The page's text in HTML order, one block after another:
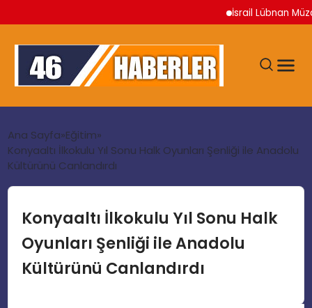
İsrail Lübnan
GÜNDEM
EKONOMI
SIYASET
Ana Sayfa Eğitim
Konyaaltı İlkokulu Yıl Sonu Halk Oyunları Şenliği ile Anadolu
Kültürünü Canlandırdı
Konyaaltı İlkokulu Yıl Sonu Halk
Oyunları Şenliği ile Anadolu
Kültürünü Canlandırdı